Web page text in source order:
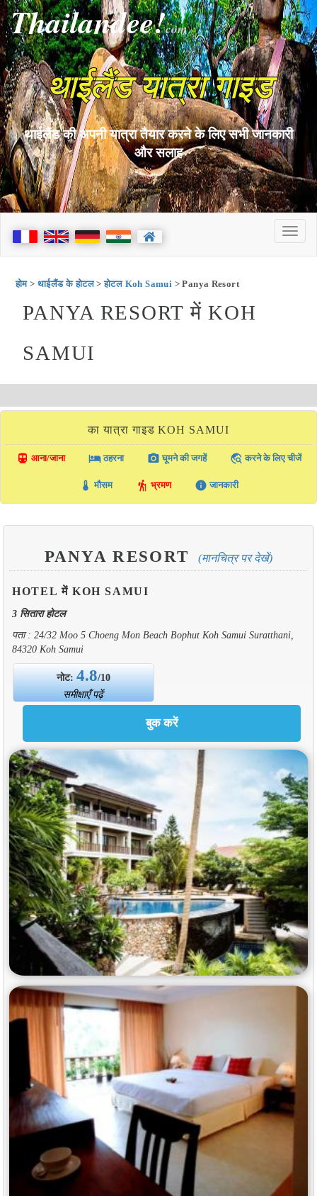
Thailandee!com
थाईलैंड यात्रा गाइड
थाईलैंड की अपनी यात्रा तैयार करने के लिए सभी जानकारी
और सलाह
होम>थाईलैंड के होटल>होटल Koh Samui > Panya Resort
PANYA RESORT में KOH
SAMUI
का यात्रा गाइड KOH SAMUI
directions_transit आना/जाना local_hotelठहरना photo_camera घूमने की जगहें travel_explore करने के लिए चीजें
thermostat मौसम hiking भ्रमण info जानकारी
PANYA RESORT (मानचित्र पर देखें)
HOTEL में KOH SAMUI
3 सितारा होटल
पता : 24/32 Moo 5 Choeng Mon Beach Bophut Koh Samui Suratthani,
84320 Koh Samui
नोट: 4.8/10
समीक्षाएँ पढ़ें